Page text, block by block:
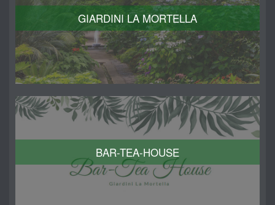
GIARDINI LA MORTELLA
BAR-TEA-HOUSE